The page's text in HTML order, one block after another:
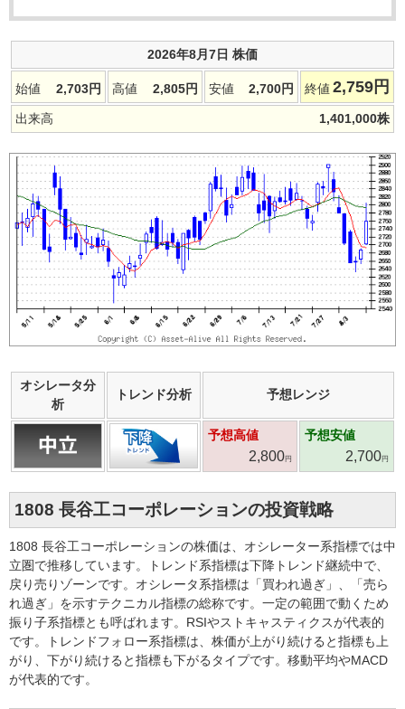
2026年8月7日 株価
始値 2,703円 高値 2,805円 安値 2,700円 終値 2,759 円
出来高 1,401,000株
オシレータ分
析
トレンド分析 予想レンジ
予想高値
2,800円
予想安値
2,700円
1808 長谷工コーポレーションの投資戦略
1808 長谷工コーポレーションの株価は、オシレーター系指標では中
立圏で推移しています。トレンド系指標は下降トレンド継続中で、
戻り売りゾーンです。オシレータ系指標は「買われ過ぎ」、「売ら
れ過ぎ」を示すテクニカル指標の総称です。一定の範囲で動くため
振り子系指標とも呼ばれます。RSIやストキャスティクスが代表的
です。トレンドフォロー系指標は、株価が上がり続けると指標も上
がり、下がり続けると指標も下がるタイプです。移動平均やMACD
が代表的です。